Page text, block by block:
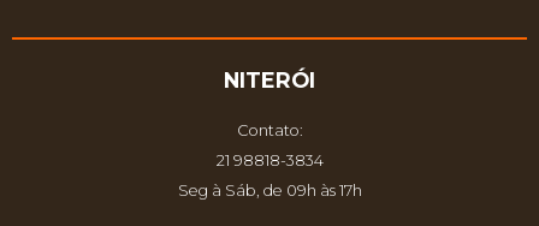
NITERÓI
Contato:
21 98818-3834
Seg à Sáb, de 09h às 17h